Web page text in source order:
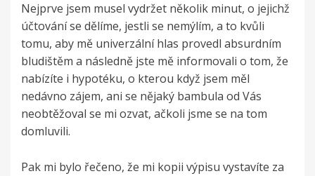
Nejprve jsem musel vydržet několik minut, o jejichž
účtování se dělíme, jestli se nemýlím, a to kvůli
tomu, aby mě univerzální hlas provedl absurdním
bludištěm a následně jste mě informovali o tom, že
nabízíte i hypotéku, o kterou když jsem měl
nedávno zájem, ani se nějaký bambula od Vás
neobtěžoval se mi ozvat, ačkoli jsme se na tom
domluvili.
Pak mi bylo řečeno, že mi kopii výpisu vystavíte za